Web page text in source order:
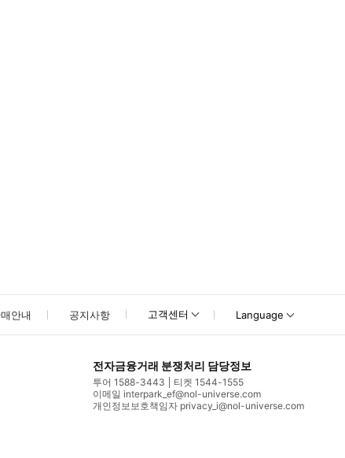
안내 공지사항 고객센터 Language
전자금융거래 분쟁처리 담당정보
투어 1588-3443
티켓 1544-1555
이메일 interpark_ef@nol-universe.com
개인정보보호책임자 privacy_i@nol-universe.com